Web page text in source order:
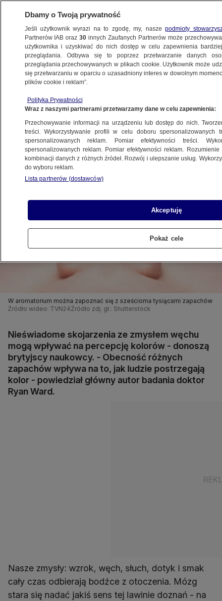
METEO
NAUKA
na postrzeganie kolorów?
17.10.2023, 21:27
Udostępnij
W aromatorium można zapoznać się z sześcioma tysiącami zapachów
Źródło wideo: TVN24 Źródło zdj. gł.: Shutterstock
Nieświadome skojarzenia ze zmysłem węchu
mogą wpływać na percepcję kolorów - donoszą
brytyjscy naukowcy. - Obecność różnych
zapachów wpływa na to, jak ludzie postrzegają
kolor - powiedział główny autor badania doktor
Ryan Ward.
Nasze zmysły: wzrok, węch, słuch, dotyk i smak
cały czas odbierają bodźce z otoczenia. Mózg
stara się nadać jakiś sens tej lawinie doznań - na
Dbamy o Twoją prywatność
Jeśli użytkownik wyrazi na to zgodę, my, naszepodmioty
Partnerów IAB oraz30 innych Zaufanych Partnerów może
użytkownika i uzyskiwać do nich dostęp w celu zapewnienia
przeglądania. Odbywa się to poprzez przetwarzanie danych
przeglądania przechowywanych w plikach cookie. Użytkownik może
się przetwarzaniu w oparciu o uzasadniony interes w dowolnym
plików cookie i reklam”.
Polityka Prywatności
Wraz z naszymi partnerami przetwarzamy dane w celu zapewnienia:
Przechowywanie informacji na urządzeniu lub dostęp do nich.
treści. Wykorzystywanie profili w celu doboru spersonalizowanych
spersonalizowanych reklam. Pomiar efektywności treści.
spersonalizowanych reklam. Pomiar efektywności reklam.
kombinacji danych z różnych źródeł. Rozwój i ulepszanie usług.
do wyboru reklam.
Lista partnerów (dostawców)
Akceptuję
Pokaż cele